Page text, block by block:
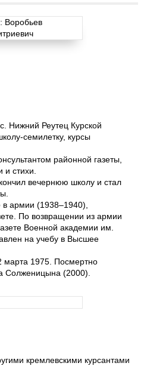
Нижний Реутец Курской
семилетку, курсы
районной газеты,
и стихи.
вечернюю школу и стал
армии (1938–1940),
По возвращении из армии
Военной академии им.
на учебу в Высшее
марта 1975. Посмертно
Солженицына (2000).
кремлевскими курсантами